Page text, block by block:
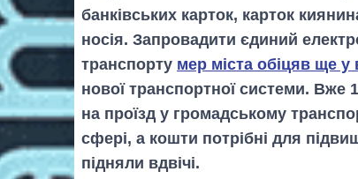
банківських карток, карток
носія. Запровадити єдиний
транспорту мер міста обіцяв ще у
нової транспортної системи.
на проїзд у громадському
сфері, а кошти потрібні для
підняли вдвічі.